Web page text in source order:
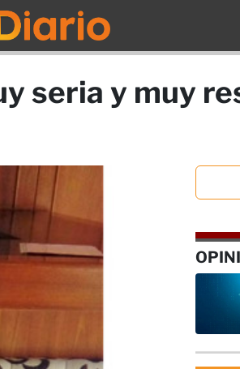
seria y muy